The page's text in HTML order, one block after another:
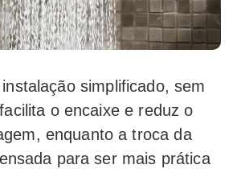
o encaixe e reduz o
enquanto a troca da
para ser mais prática